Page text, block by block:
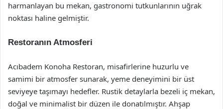
harmanlayan bu mekan, gastronomi tutkunlarının uğrak
noktası haline gelmiştir.
Restoranın Atmosferi
Acıbadem Konoha Restoran, misafirlerine huzurlu ve
samimi bir atmosfer sunarak, yeme deneyimini bir üst
seviyeye taşımayı hedefler. Rustik detaylarla bezeli iç mekan,
doğal ve minimalist bir düzen ile donatılmıştır. Ahşap